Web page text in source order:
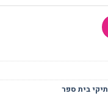
תיקי בית ספר